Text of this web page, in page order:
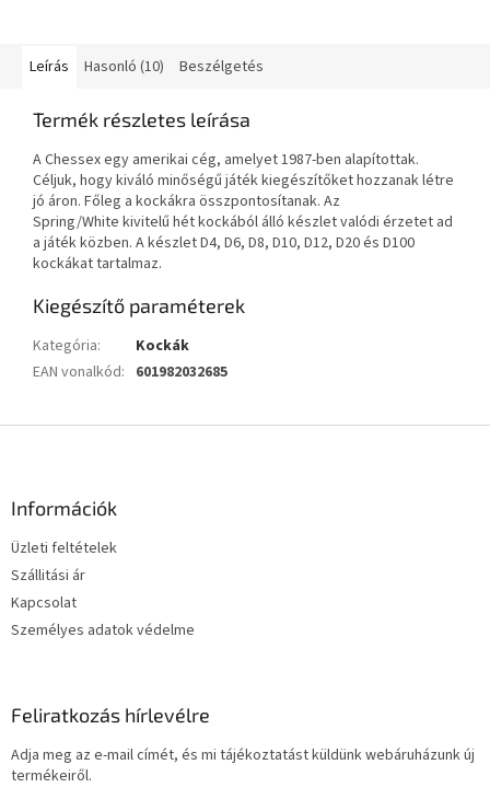
Leírás Hasonló (10) Beszélgetés
Termék részletes leírása
A Chessex egy amerikai cég, amelyet 1987-ben alapítottak.
Céljuk, hogy kiváló minőségű játék kiegészítőket hozzanak létre
jó áron. Főleg a kockákra összpontosítanak. Az
Spring/White kivitelű hét kockából álló készlet valódi érzetet ad
a játék közben. A készlet D4, D6, D8, D10, D12, D20 és D100
kockákat tartalmaz.
Kiegészítő paraméterek
Kategória:
Kockák
EAN vonalkód: 601982032685
Információk
Üzleti feltételek
Szállitási ár
Kapcsolat
Személyes adatok védelme
Feliratkozás hírlevélre
Adja meg az e-mail címét, és mi tájékoztatást küldünk webáruházunk új
termékeiről.